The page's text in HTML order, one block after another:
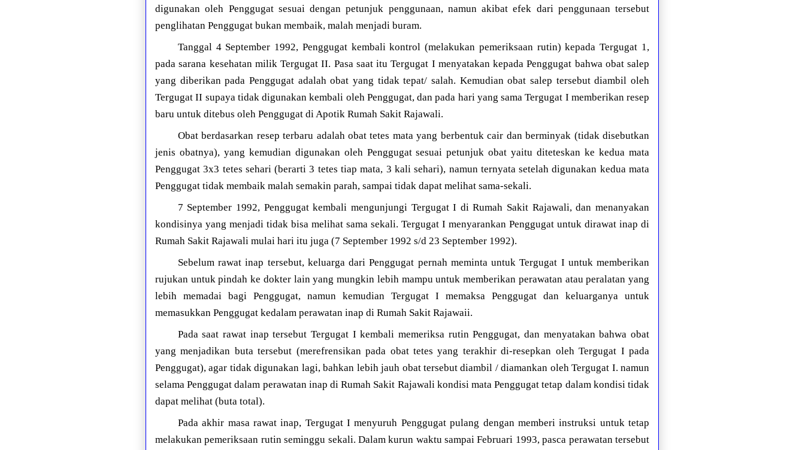
digunakan oleh Penggugat sesuai dengan petunjuk penggunaan, namun akibat efek dari penggunaan tersebut
penglihatan Penggugat bukan membaik, malah menjadi buram.
Tanggal 4 September 1992, Penggugat kembali kontrol (melakukan pemeriksaan rutin) kepada Tergugat 1,
pada sarana kesehatan milik Tergugat II. Pasa saat itu Tergugat I menyatakan kepada Penggugat bahwa obat salep
yang diberikan pada Penggugat adalah obat yang tidak tepat/ salah. Kemudian obat salep tersebut diambil oleh
Tergugat II supaya tidak digunakan kembali oleh Penggugat, dan pada hari yang sama Tergugat I memberikan resep
baru untuk ditebus oleh Penggugat di Apotik Rumah Sakit Rajawali.
Obat berdasarkan resep terbaru adalah obat tetes mata yang berbentuk cair dan berminyak (tidak disebutkan
jenis obatnya), yang kemudian digunakan oleh Penggugat sesuai petunjuk obat yaitu diteteskan ke kedua mata
Penggugat 3x3 tetes sehari (berarti 3 tetes tiap mata, 3 kali sehari), namun ternyata setelah digunakan kedua mata
Penggugat tidak membaik malah semakin parah, sampai tidak dapat melihat sama-sekali.
7 September 1992, Penggugat kembali mengunjungi Tergugat I di Rumah Sakit Rajawali, dan menanyakan
kondisinya yang menjadi tidak bisa melihat sama sekali. Tergugat I menyarankan Penggugat untuk dirawat inap di
Rumah Sakit Rajawali mulai hari itu juga (7 September 1992 s/d 23 September 1992).
Sebelum rawat inap tersebut, keluarga dari Penggugat pernah meminta untuk Tergugat I untuk memberikan
rujukan untuk pindah ke dokter lain yang mungkin lebih mampu untuk memberikan perawatan atau peralatan yang
lebih memadai bagi Penggugat, namun kemudian Tergugat I memaksa Penggugat dan keluarganya untuk
memasukkan Penggugat kedalam perawatan inap di Rumah Sakit Rajawaii.
Pada saat rawat inap tersebut Tergugat I kembali memeriksa rutin Penggugat, dan menyatakan bahwa obat
yang menjadikan buta tersebut (merefrensikan pada obat tetes yang terakhir di-resepkan oleh Tergugat I pada
Penggugat), agar tidak digunakan lagi, bahkan lebih jauh obat tersebut diambil / diamankan oleh Tergugat I. namun
selama Penggugat dalam perawatan inap di Rumah Sakit Rajawali kondisi mata Penggugat tetap dalam kondisi tidak
dapat melihat (buta total).
Pada akhir masa rawat inap, Tergugat I menyuruh Penggugat pulang dengan memberi instruksi untuk tetap
melakukan pemeriksaan rutin seminggu sekali. Dalam kurun waktu sampai Februari 1993, pasca perawatan tersebut